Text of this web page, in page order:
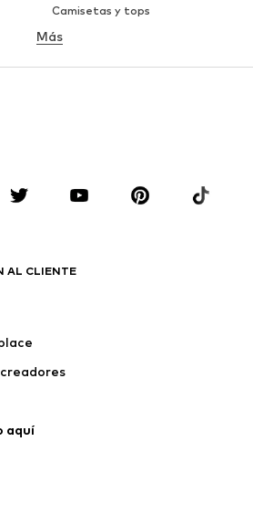
Camisetas y tops
Ropa interior
Blusas y camisas
Deporte
Jerséis y punto
Más
AL CLIENTE
aquí